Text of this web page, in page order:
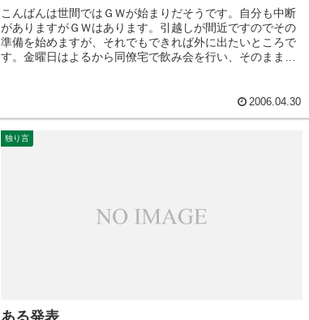
こんばんは世間ではＧＷが始まりだそうです。自分も中断
がありますがＧＷはあります。引越しが間近ですのでその
準備を始めますが、それでもできれば外に出たいところで
す。金曜日はよるから同僚宅で飲み会を行い、そのまま泊
2006.04.30
独り言